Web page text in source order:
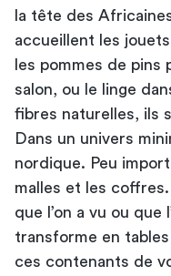
la tête des
accueillent les
les pommes de pins
salon, ou le linge
fibres naturelles, ils
Dans un univers
nordique. Peu
malles et les
que l’on a vu ou que
transforme en tables
ces contenants de